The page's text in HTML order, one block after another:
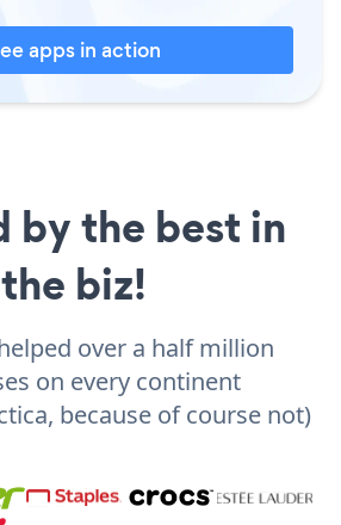
apps in action
by the best in
the biz!
over a half million
on every continent
because of course not)